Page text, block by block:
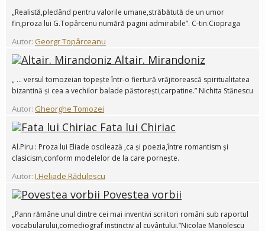
„Realistă,pledând pentru valorile umane,străbătută de un umor
fin,proza lui G.Topârcenu numără pagini admirabile”. C-tin.Ciopraga
Autor: Georgr Topârceanu
Altair. Mirandoniz
„ ... versul tomozeian topește într-o fiertură vrăjitorească spiritualitatea
bizantină și cea a vechilor balade păstorești,carpatine.” Nichita Stănescu
Autor: Gheorghe Tomozei
Fata lui Chiriac
Al.Piru : Proza lui Eliade oscilează ,ca și poezia,între romantism și
clasicism,conform modelelor de la care pornește.
Autor: I.Heliade Rădulescu
Povestea vorbii
„Pann rămâne unul dintre cei mai inventivi scriitori români sub raportul
vocabularului,comediograf instinctiv al cuvântului.”Nicolae Manolescu